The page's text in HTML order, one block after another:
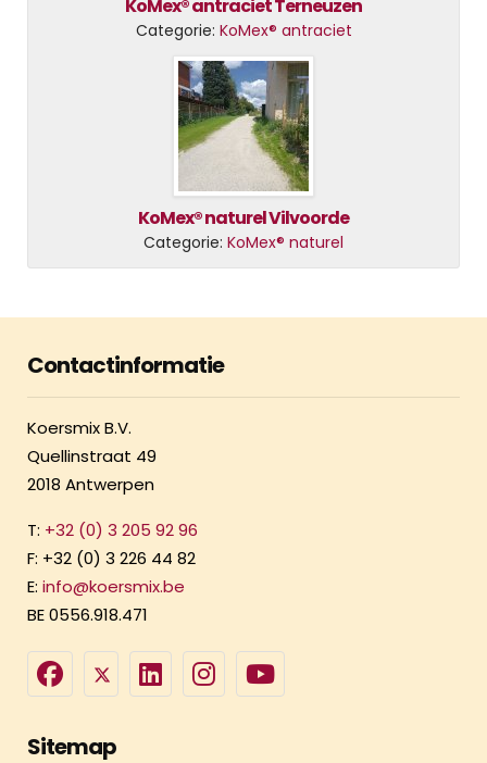
KoMex® antraciet Terneuzen
Categorie: KoMex® antraciet
KoMex® naturel Vilvoorde
Categorie: KoMex® naturel
Contactinformatie
Koersmix B.V.
Quellinstraat 49
2018 Antwerpen
T: +32 (0) 3 205 92 96
F: +32 (0) 3 226 44 82
E: info@koersmix.be
BE 0556.918.471
Sitemap